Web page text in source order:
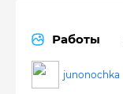
Работы
junonochka